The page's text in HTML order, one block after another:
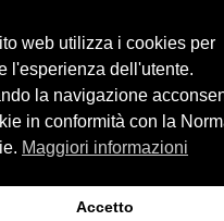
da Pubblica
web utilizza i cookies per
l'esperienza dell'utente.
la navigazione
in conformità con la
Maggiori informazioni
Accetto